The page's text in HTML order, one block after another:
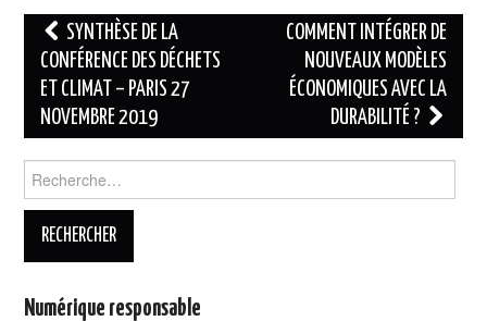
Navigation
des
articles
SYNTHÈSE DE LA
CONFÉRENCE DES DÉCHETS
ET CLIMAT – PARIS 27
NOVEMBRE 2019
COMMENT INTÉGRER DE
NOUVEAUX MODÈLES
ÉCONOMIQUES AVEC LA
DURABILITÉ ?
Numérique responsable